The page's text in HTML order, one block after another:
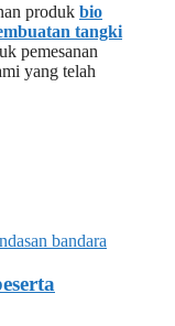
produk bio
tangki
pemesanan
yang telah